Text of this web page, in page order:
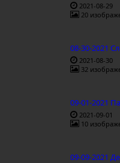
2021-08-29
20
08-30-2021
2021-08-30
32
09-01-2021
2021-09-01
10
09-09-2021